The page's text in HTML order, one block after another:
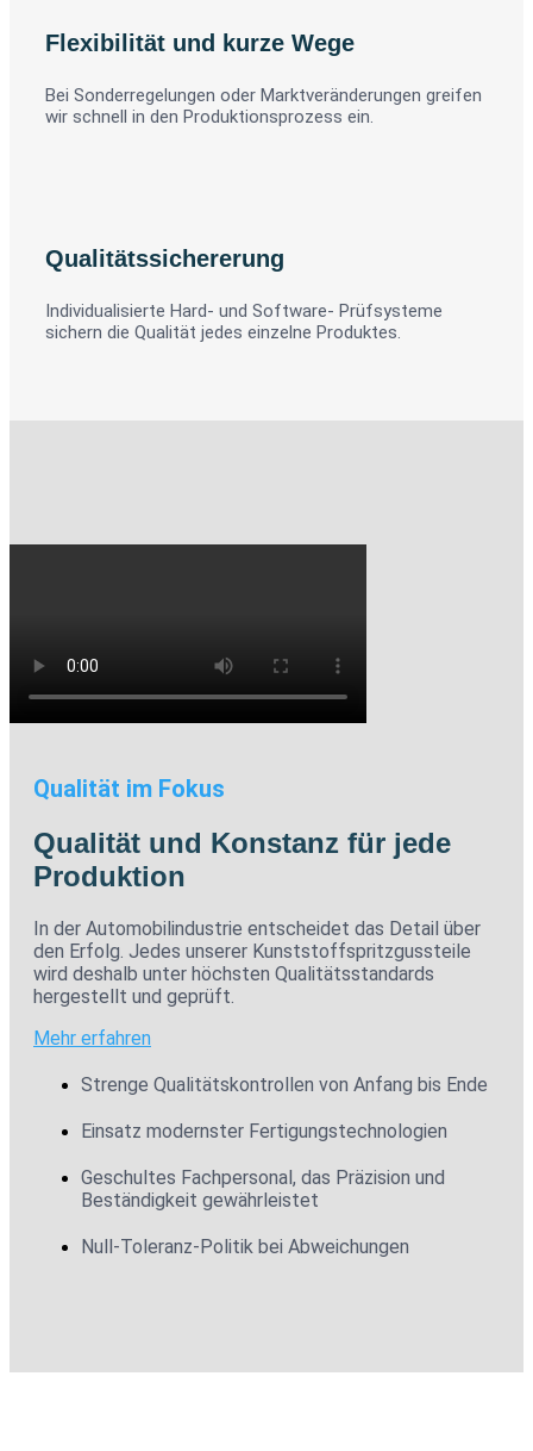
Flexibilität und kurze Wege
Bei Sonderregelungen oder Marktveränderungen greifen
wir schnell in den Produktionsprozess ein.
Qualitätssichererung
Individualisierte Hard- und Software- Prüfsysteme
sichern die Qualität jedes einzelne Produktes.
Qualität im Fokus
Qualität und Konstanz für jede
Produktion
In der Automobilindustrie entscheidet das Detail über
den Erfolg. Jedes unserer Kunststoffspritzgussteile
wird deshalb unter höchsten Qualitätsstandards
hergestellt und geprüft.
Mehr erfahren
Strenge Qualitätskontrollen von Anfang bis Ende
Einsatz modernster Fertigungstechnologien
Geschultes Fachpersonal, das Präzision und
Beständigkeit gewährleistet
Null-Toleranz-Politik bei Abweichungen